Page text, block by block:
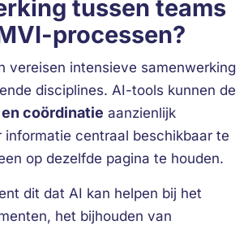
tussen teams
processen?
vereisen intensieve samenwerking
disciplines. AI-tools kunnen de
coördinatie aanzienlijk
informatie centraal beschikbaar te
op dezelfde pagina te houden.
dit dat AI kan helpen bij het
het bijhouden van